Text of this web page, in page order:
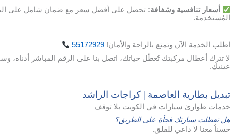
أسعار تنافسية وشفافة: تحصل على أفضل سعر مع ضمان شامل على
المُستخدمة.
اطلب الخدمة الآن وتمتع بالراحة والأمان!
55172929
لا تترك أعطال مركبتك تُعطّل حياتك، اتصل بنا على الرقم المباشر أدناه،
عينيك.
تبديل بطارية العاصمة | كراجات الراشد
خدمات طوارئ سيارات في الكويت بلا توقف
هل تعطلت سيارتك فجأة على الطريق؟
حسناُ معنا لا داعي للقلق.